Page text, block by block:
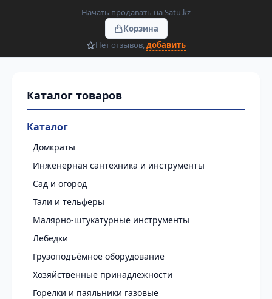
Начать продавать на Satu.kz
Корзина
Нет отзывов,добавить
Каталог
Домкраты
Инженерная сантехника и инструменты
Сад и огород
Тали и тельферы
Малярно-штукатурные инструменты
Лебедки
Грузоподъёмное оборудование
Хозяйственные принадлежности
Горелки и паяльники газовые